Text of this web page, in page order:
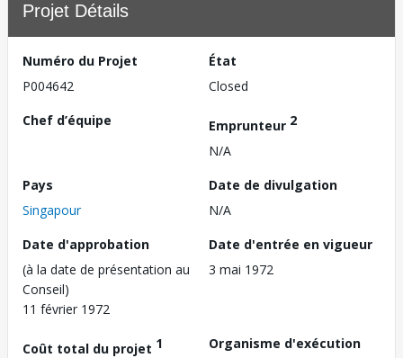
Projet Détails
Numéro du Projet
P004642
État
Closed
Chef d’équipe
Emprunteur 2
N/A
Pays
Singapour
Date de divulgation
N/A
Date d'approbation
(à la date de présentation au
Conseil)
11 février 1972
Date d'entrée en vigueur
3 mai 1972
Coût total du projet 1
Organisme d'exécution